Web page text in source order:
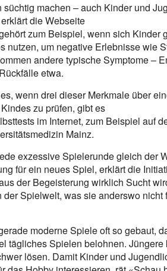
machen – auch Kinder und
die Webseite
zum Beispiel, wenn sich Kinder
nutzen, um negative Erlebnisse wie
andere typische Symptome –
etwa.
wenn drei dieser Merkmale über
zu prüfen, gibt es
im Internet, zum Beispiel auf
Mainz.
exzessive Spielerunde gleich der
für ein neues Spiel, erklärt die
der Begeisterung wirklich Sucht
Spielwelt, was sie anderswo
moderne Spiele oft so gebaut,
tägliches Spielen belohnen.
lösen. Damit Kinder und